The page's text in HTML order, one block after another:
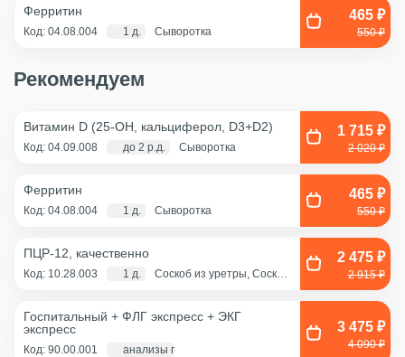
Ферритин
Код: 04.08.004 1 д. Сыворотка
465 ₽
550 ₽
Рекомендуем
Витамин D (25-OH, кальциферол, D3+D2)
Код: 04.09.008 до 2 р.д. Сыворотка
1 715 ₽
2 020 ₽
Ферритин
Код: 04.08.004 1 д. Сыворотка
465 ₽
550 ₽
ПЦР-12, качественно
Код: 10.28.003 1 д.
Соскоб из уретры, Соскоб
канал+влагалище),
2 475 ₽
2 915 ₽
Госпитальный + ФЛГ экспресс + ЭКГ
экспресс
Код: 90.00.001 анализы по крови - 1 д., экг и флг - 1 час
3 475 ₽
4 090 ₽